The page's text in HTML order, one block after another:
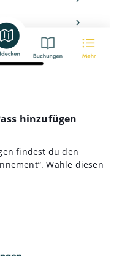
hinzufügen
findest du den
Wähle diesen